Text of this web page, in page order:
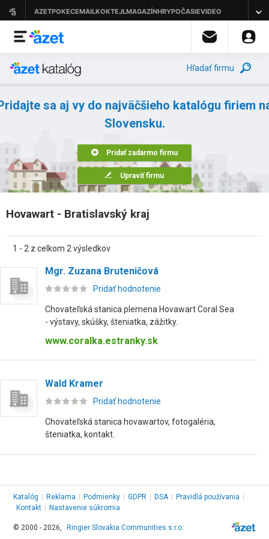
Hľadať firmu
sa aj vy do najväčšieho katalógu firiem
Slovensku.
Pridať zadarmo firmu
Upraviť firmu
Hovawart - Bratislavský kraj
1 - 2 z celkom 2 výsledkov
Mgr. Zuzana Bruteničová
Pridať hodnotenie
Chovateľská stanica plemena Hovawart Coral Sea
- výstavy, skúšky, šteniatka, zážitky.
www.coralka.estranky.sk
Wald Kramer
Pridať hodnotenie
Chovateľská stanica hovawartov, fotogaléria,
šteniatka, kontakt.
Katalóg Reklama Podmienky GDPR DSA Pravidlá používania
Kontakt
Nastavenie súkromia
© 2000 - 2026, Ringier Slovakia Communities s.r.o.